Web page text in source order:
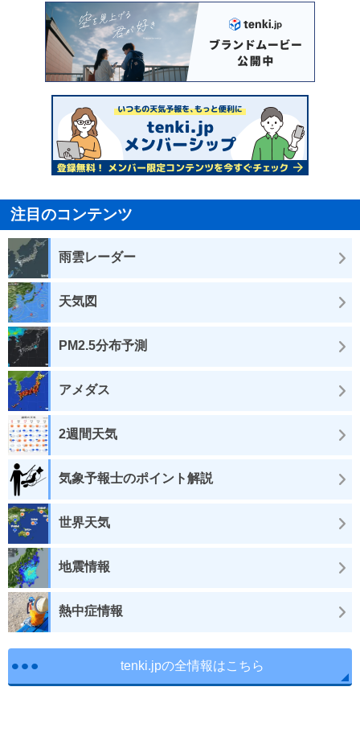
注目のコンテンツ
雨雲レーダー
天気図
PM2.5分布予測
アメダス
2週間天気
気象予報士のポイント解説
世界天気
地震情報
熱中症情報
tenki.jpの全情報はこちら